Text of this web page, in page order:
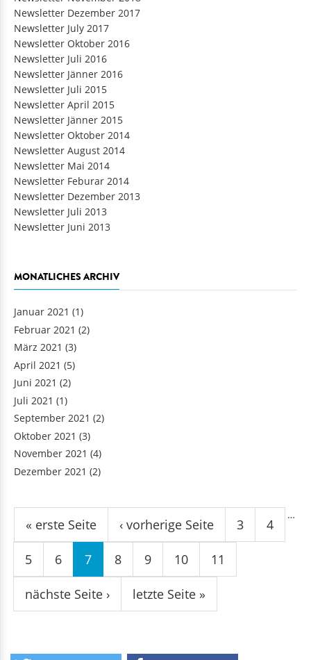
Newsletter Dezember 2017
Newsletter July 2017
Newsletter Oktober 2016
Newsletter Juli 2016
Newsletter Jänner 2016
Newsletter Juli 2015
Newsletter April 2015
Newsletter Jänner 2015
Newsletter Oktober 2014
Newsletter August 2014
Newsletter Mai 2014
Newsletter Feburar 2014
Newsletter Dezember 2013
Newsletter Juli 2013
Newsletter Juni 2013
MONATLICHES ARCHIV
Januar 2021 (1)
Februar 2021 (2)
März 2021 (3)
April 2021 (5)
Juni 2021 (2)
Juli 2021 (1)
September 2021 (2)
Oktober 2021 (3)
November 2021 (4)
Dezember 2021 (2)
Seiten
« erste Seite ‹ vorherige Seite
…
3 4
5 6 7 8 9 10 11
nächste Seite › letzte Seite »